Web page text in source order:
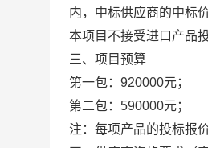
内，中标供应商的中标
本项目 不接受进口产品投
三、项目预算
第一包： 920000元；
第二包： 590000元；
注：每项产品的投标报